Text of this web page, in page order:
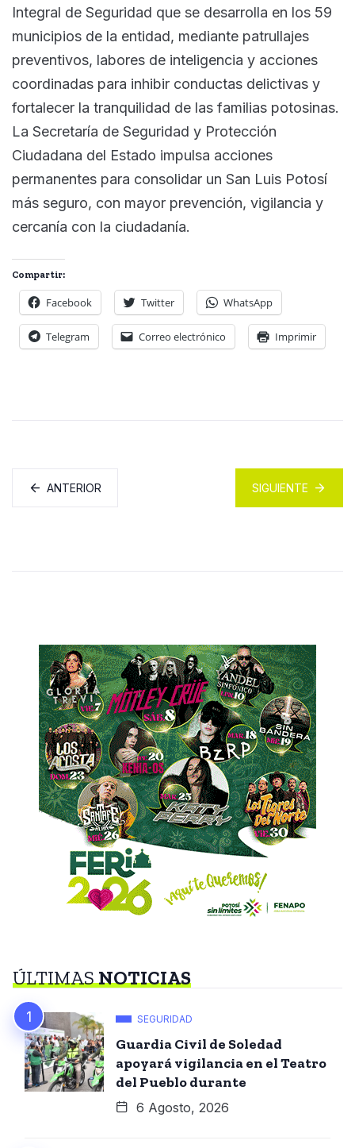
Integral de Seguridad que se desarrolla en los 59
municipios de la entidad, mediante patrullajes
preventivos, labores de inteligencia y acciones
coordinadas para inhibir conductas delictivas y
fortalecer la tranquilidad de las familias potosinas.
La Secretaría de Seguridad y Protección
Ciudadana del Estado impulsa acciones
permanentes para consolidar un San Luis Potosí
más seguro, con mayor prevención, vigilancia y
cercanía con la ciudadanía.
Compartir:
Facebook Twitter WhatsApp
Telegram Correo electrónico Imprimir
ANTERIOR SIGUIENTE
ÚLTIMASNOTICIAS
SEGURIDAD
Guardia Civil de Soledad
apoyará vigilancia en el Teatro
del Pueblo durante
6 Agosto, 2026